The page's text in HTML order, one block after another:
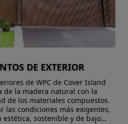
DE EXTERIOR
de WPC de Cover Island
de la madera natural con la
de los materiales compuestos.
las condiciones más exigentes,
sostenible y de bajo